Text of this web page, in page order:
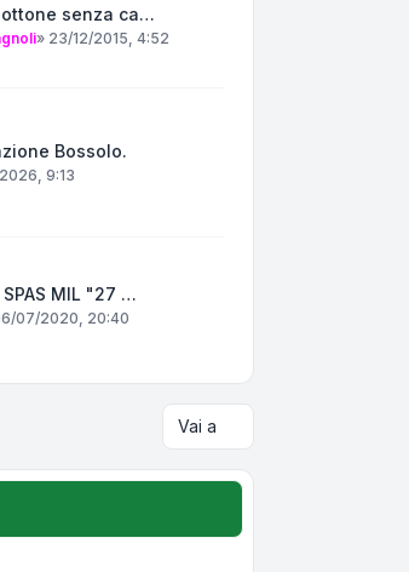
senza ca…
» 23/12/2015, 4:52
Bossolo.
9:13
MIL "27 …
07/2020, 20:40
Vai a